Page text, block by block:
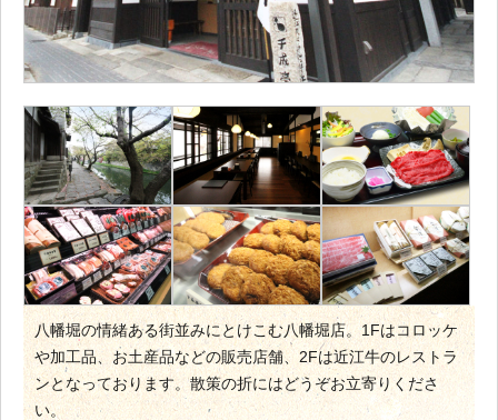
八幡堀の情緒ある街並みにとけこむ八幡堀店。1Fはコロッケ
や加工品、お土産品などの販売店舗、2Fは近江牛のレストラ
ンとなっております。散策の折にはどうぞお立寄りくださ
い。